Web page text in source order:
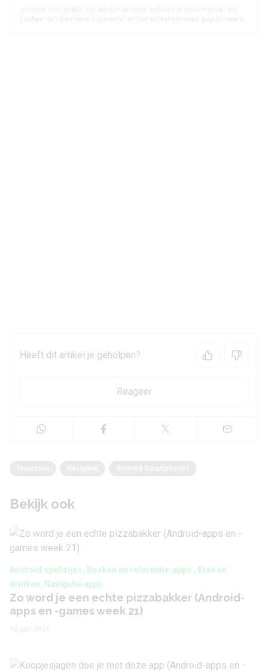
Heeft dit artikel je geholpen?
Reageer
Bekijk ook
Android spelletjes, Boeken en referentie-apps , Eten en
drinken, Navigatie apps
Zo word je een echte pizzabakker (Android-
apps en -games week 21)